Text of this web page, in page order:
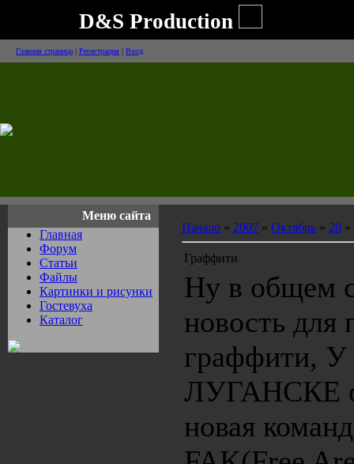
D&S Production
Главная страница | Регистрация | Вход
Меню сайта
Главная
Форум
Статьи
Файлы
Картинки и рисунки
Гостевуха
Каталог
Начало » 2007 » Октябрь » 20 »
Граффити
Ну в общем
новость для
граффити,
ЛУГАНСКЕ
новая